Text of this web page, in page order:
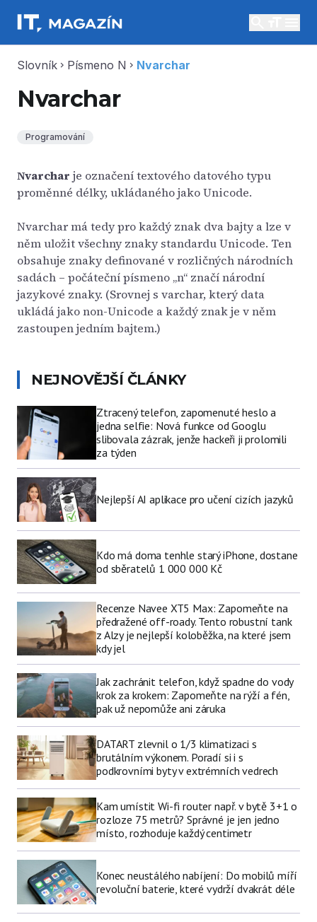
Slovník chevron_right Písmeno N chevron_right Nvarchar
Nvarchar
Programování
Nvarchar je označení textového datového typu
proměnné délky, ukládaného jako Unicode.
Nvarchar má tedy pro každý znak dva bajty a lze v
něm uložit všechny znaky standardu Unicode. Ten
obsahuje znaky definované v rozličných národních
sadách – počáteční písmeno „n“ značí národní
jazykové znaky. (Srovnej s varchar, který data
ukládá jako non-Unicode a každý znak je v něm
zastoupen jedním bajtem.)
NEJNOVĚJŠÍ ČLÁNKY
Ztracený telefon, zapomenuté heslo a
jedna selfie: Nová funkce od Googlu
slibovala zázrak, jenže hackeři ji prolomili
za týden
Nejlepší AI aplikace pro učení cizích jazyků
Kdo má doma tenhle starý iPhone, dostane
od sběratelů 1 000 000 Kč
Recenze Navee XT5 Max: Zapomeňte na
předražené off-roady. Tento robustní tank
z Alzy je nejlepší koloběžka, na které jsem
kdy jel
Jak zachránit telefon, když spadne do vody
krok za krokem: Zapomeňte na rýží a fén,
pak už nepomůže ani záruka
DATART zlevnil o 1/3 klimatizaci s
brutálním výkonem. Poradí si i s
podkrovními byty v extrémních vedrech
Kam umístit Wi-fi router např. v bytě 3+1 o
rozloze 75 metrů? Správné je jen jedno
místo, rozhoduje každý centimetr
Konec neustálého nabíjení: Do mobilů míří
revoluční baterie, které vydrží dvakrát déle